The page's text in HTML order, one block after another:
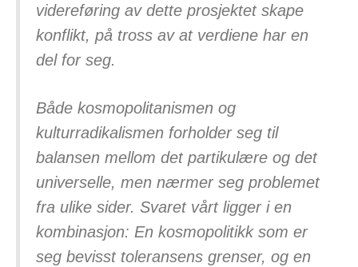
videreføring av dette prosjektet skape
konflikt, på tross av at verdiene har en
del for seg.
Både kosmopolitanismen og
kulturradikalismen forholder seg til
balansen mellom det partikulære og det
universelle, men nærmer seg problemet
fra ulike sider. Svaret vårt ligger i en
kombinasjon: En kosmopolitikk som er
seg bevisst toleransens grenser, og en